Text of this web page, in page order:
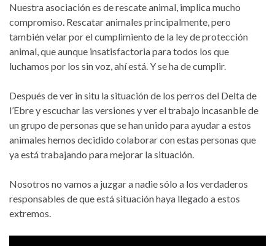
Nuestra asociación es de rescate animal, implica mucho
compromiso. Rescatar animales principalmente, pero
también velar por el cumplimiento de la ley de protección
animal, que aunque insatisfactoria para todos los que
luchamos por los sin voz, ahí está. Y se ha de cumplir.
Después de ver in situ la situación de los perros del Delta de
l’Ebre y escuchar las versiones y ver el trabajo incasanble de
un grupo de personas que se han unido para ayudar a estos
animales hemos decidido colaborar con estas personas que
ya está trabajando para mejorar la situación.
Nosotros no vamos a juzgar a nadie sólo a los verdaderos
responsables de que está situación haya llegado a estos
extremos.